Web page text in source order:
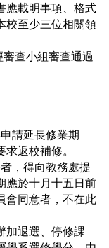
應載明事項、格式
校至少三位相關領
查小組審查通過
請延長修業期
返校補修。
，得向教務處提
應於十月十五日前
會同意者，不在此
加退選、 停修課